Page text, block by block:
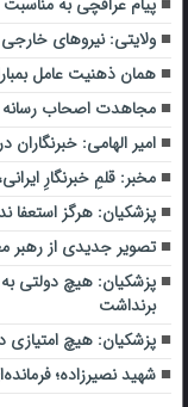
ولایتی: نیروهای خارجی
همان ذهنیت عامل
مجاهدت اصحاب
امیر الهامی:
مخبر: قلمِ خبرنگارِ
پزشکیان: هرگز استعفا
تصویر جدیدی از رهبر
پزشکیان: هیچ دولتی
برنداشت
پزشکیان: هیچ امتیازی
شهید نصیرزاده؛